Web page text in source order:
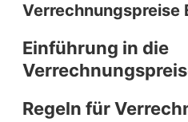
Verrechnungspreise
Einführung in die
Regeln für